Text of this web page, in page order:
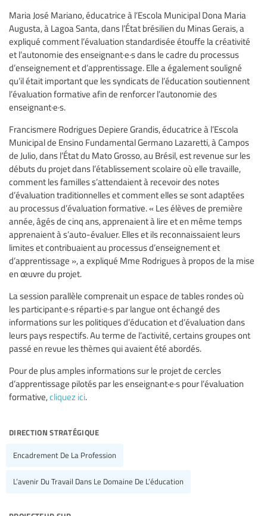
Maria José Mariano, éducatrice à l’Escola Municipal Dona Maria
Augusta, à Lagoa Santa, dans l’État brésilien du Minas Gerais, a
expliqué comment l’évaluation standardisée étouffe la créativité
et l’autonomie des enseignant·e·s dans le cadre du processus
d’enseignement et d’apprentissage. Elle a également souligné
qu’il était important que les syndicats de l’éducation soutiennent
l’évaluation formative afin de renforcer l’autonomie des
enseignant·e·s.
Francismere Rodrigues Depiere Grandis, éducatrice à l’Escola
Municipal de Ensino Fundamental Germano Lazaretti, à Campos
de Julio, dans l’État du Mato Grosso, au Brésil, est revenue sur les
débuts du projet dans l’établissement scolaire où elle travaille,
comment les familles s’attendaient à recevoir des notes
d’évaluation traditionnelles et comment elles se sont adaptées
au processus d’évaluation formative. « Les élèves de première
année, âgés de cinq ans, apprenaient à lire et en même temps
apprenaient à s’auto-évaluer. Elles et ils reconnaissaient leurs
limites et contribuaient au processus d’enseignement et
d’apprentissage », a expliqué Mme Rodrigues à propos de la mise
en œuvre du projet.
La session parallèle comprenait un espace de tables rondes où
les participant·e·s réparti·e·s par langue ont échangé des
informations sur les politiques d’éducation et d’évaluation dans
leurs pays respectifs. Au terme de l’activité, certains groupes ont
passé en revue les thèmes qui avaient été abordés.
Pour de plus amples informations sur le projet de cercles
d’apprentissage pilotés par les enseignant·e·s pour l’évaluation
formative,cliquez ici.
direction stratégique
Encadrement De La Profession
L’avenir Du Travail Dans Le Domaine De L’éducation